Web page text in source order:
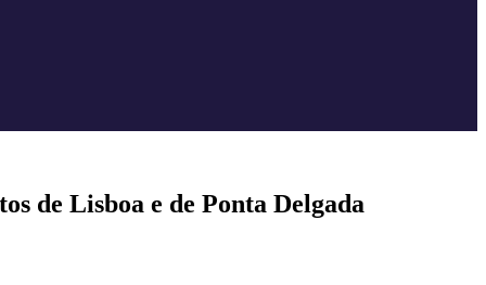
de Lisboa e de Ponta Delgada